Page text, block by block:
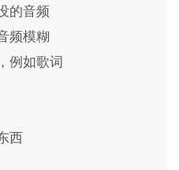
的音频
频模糊
例如歌词
西